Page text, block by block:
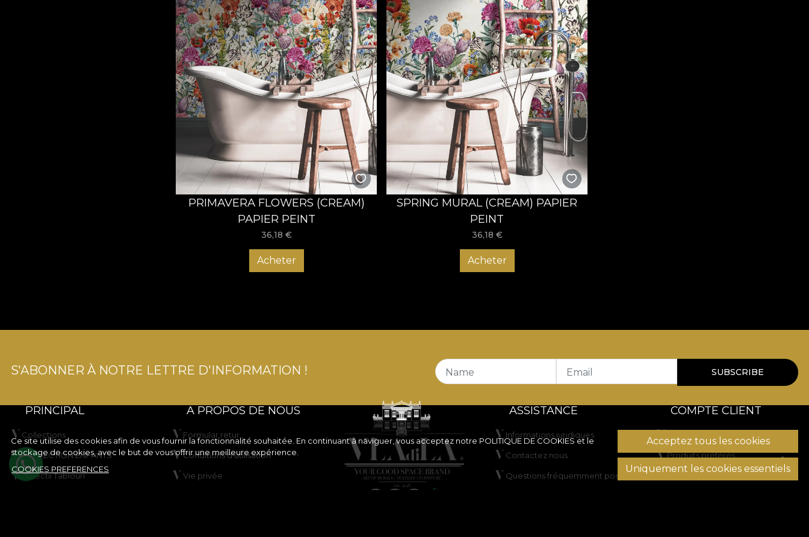
PRIMAVERA FLOWERS (CREAM)
PAPIER PEINT
36,18 €
Acheter
SPRING MURAL (CREAM) PAPIER
PEINT
36,18 €
Acheter
Ce site utilise des cookies afin de vous fournir la fonctionnalité souhaitée. En continuant à naviguer, vous acceptez notre POLITIQUE DE COOKIESet le
stockage de cookies, avec le but de vous offrir une meilleure expérience.
COOKIES PREFERENCES
Acceptez tous les cookies
Uniquement les cookies essentiels
S'ABONNER À NOTRE LETTRE D'INFORMATION ! Name Email SUBSCRIBE
PRINCIPAL
Collections
COLLECTION ENFANTS
Colectii Tablouri
A PROPOS DE NOUS
Formular retur
Conditions d'utilisation
Vie privée
ASSISTANCE
Informations juridiques
Contactez nous
Questions fréquemment posées
COMPTE CLIENT
Historique des commandes
Produits préférés